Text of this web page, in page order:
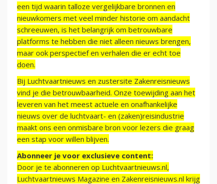
een tijd waarin talloze vergelijkbare bronnen en
nieuwkomers met veel minder historie om aandacht
schreeuwen, is het belangrijk om betrouwbare
platforms te hebben die niet alleen nieuws brengen,
maar ook perspectief en verhalen die er echt toe
doen.
Bij Luchtvaartnieuws en zustersite Zakenreisnieuws
vind je die betrouwbaarheid. Onze toewijding aan het
leveren van het meest actuele en onafhankelijke
nieuws over de luchtvaart- en (zaken)reisindustrie
maakt ons een onmisbare bron voor lezers die graag
een stap voor willen blijven.
Abonneer je voor exclusieve content:
Door je te abonneren op Luchtvaartnieuws.nl,
Luchtvaartnieuws Magazine en Zakenreisnieuws.nl krijg